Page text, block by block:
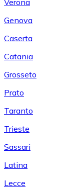
Genova
Caserta
Catania
Grosseto
Prato
Taranto
Trieste
Sassari
Latina
Lecce